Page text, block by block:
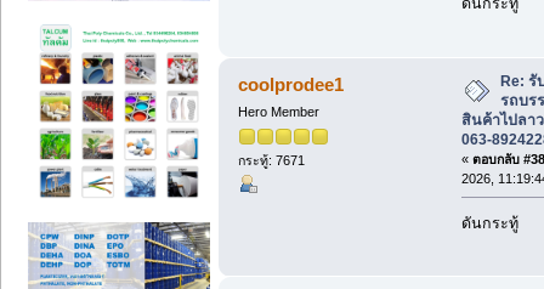
ดันกระทู้
coolprodee1
Hero Member
กระทู้: 7671
Re: รั
รถบร
สินค้าไปลา
063-
« ตอบกลับ
2026,
ดันกระทู้